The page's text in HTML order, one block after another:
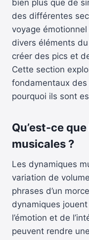
bien plus que de
des différentes
voyage
divers éléments
créer des pics et
Cette section
fondamentaux
pourquoi ils sont
Qu’est-ce
musicales ?
Les dynamiques
variation de
phrases d’un
dynamiques
l’émotion et de
peuvent rendre